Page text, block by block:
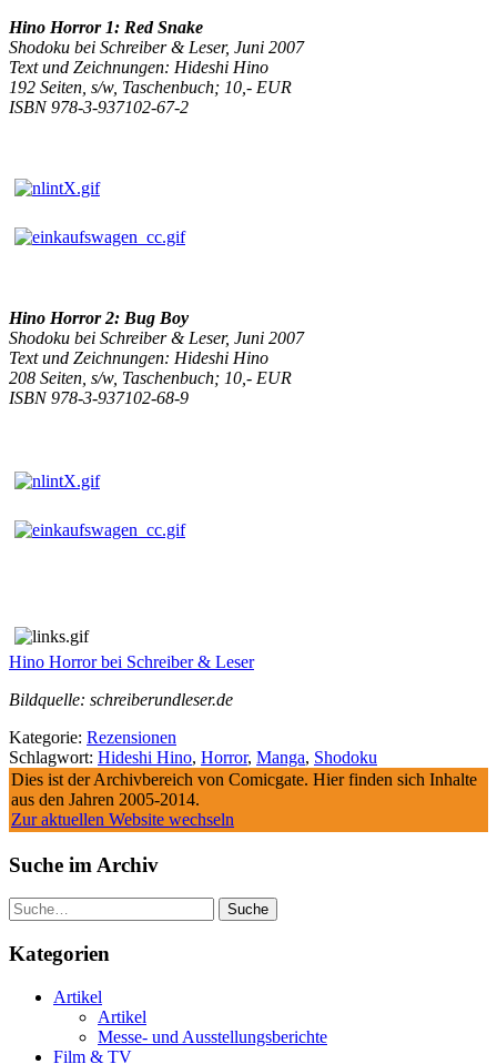
Hino Horror 1: Red Snake
Shodoku bei Schreiber & Leser, Juni 2007
Text und Zeichnungen: Hideshi Hino
192 Seiten, s/w, Taschenbuch; 10,- EUR
ISBN 978-3-937102-67-2
Hino Horror 2: Bug Boy
Shodoku bei Schreiber & Leser, Juni 2007
Text und Zeichnungen: Hideshi Hino
208 Seiten, s/w, Taschenbuch; 10,- EUR
ISBN 978-3-937102-68-9
Hino Horror bei Schreiber & Leser
Bildquelle: schreiberundleser.de
Kategorie: Rezensionen
Schlagwort: Hideshi Hino, Horror, Manga, Shodoku
Dies ist der Archivbereich von Comicgate. Hier finden sich Inhalte
aus den Jahren 2005-2014.
Zur aktuellen Website wechseln
Suche im Archiv
Suche
Kategorien
Artikel
Artikel
Messe- und Ausstellungsberichte
Film & TV